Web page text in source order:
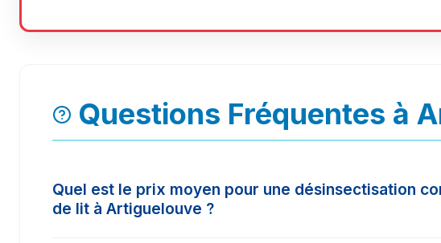
Questions Fréquentes à
Quel est le prix moyen pour une désinsectisation
de lit à Artiguelouve ?